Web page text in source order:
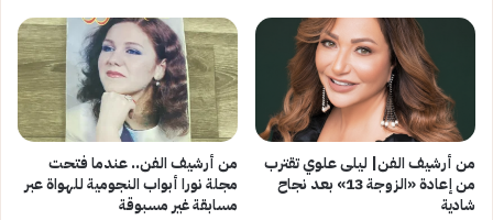
من أرشيف الفن| ليلى علوي تقترب
من إعادة «الزوجة 13» بعد نجاح
شادية
من أرشيف الفن.. عندما فتحت
مجلة نورا أبواب النجومية للهواة عبر
مسابقة غير مسبوقة